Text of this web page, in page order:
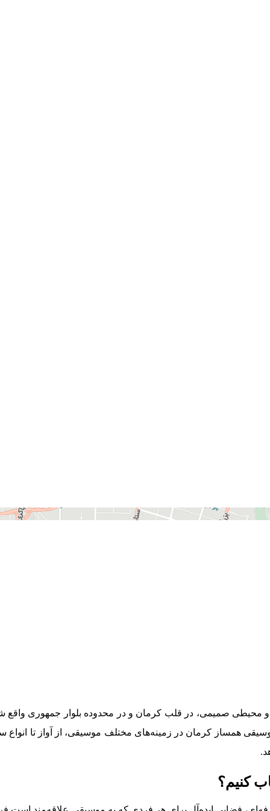
محیطی صمیمی، در قلب کرمان و در محدوده بلوار جمهوری
همساز کرمان در زمینه‌های مختلف موسیقی، از آواز تا
کنیم؟